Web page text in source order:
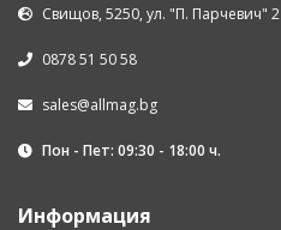
Свищов, 5250, ул. "П. Парчевич" 2
0878 51 50 58
sales@allmag.bg
Пон - Пет: 09:30 - 18:00 ч.
Информация